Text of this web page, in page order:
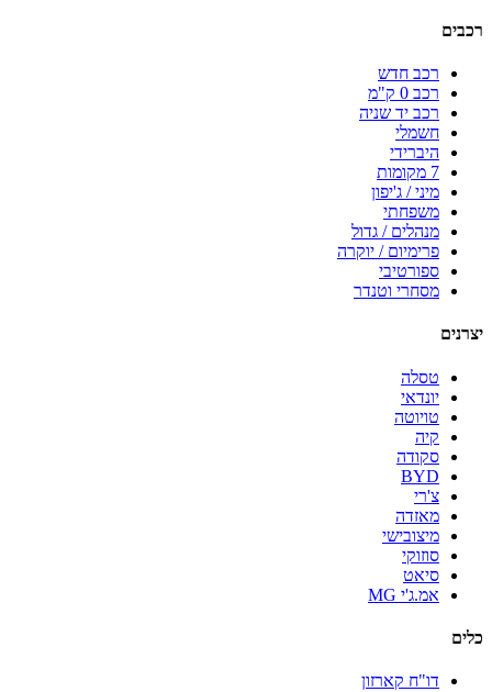
רכבים
רכב חדש
רכב 0 ק"מ
רכב יד שניה
חשמלי
היברידי
7 מקומות
מיני / ג'יפון
משפחתי
מנהלים / גדול
פרימיום / יוקרה
ספורטיבי
מסחרי וטנדר
יצרנים
טסלה
יונדאי
טויוטה
קיה
סקודה
BYD
צ'רי
מאזדה
מיצובישי
סוזוקי
סיאט
אמ.ג'י MG
כלים
דו"ח קארזון